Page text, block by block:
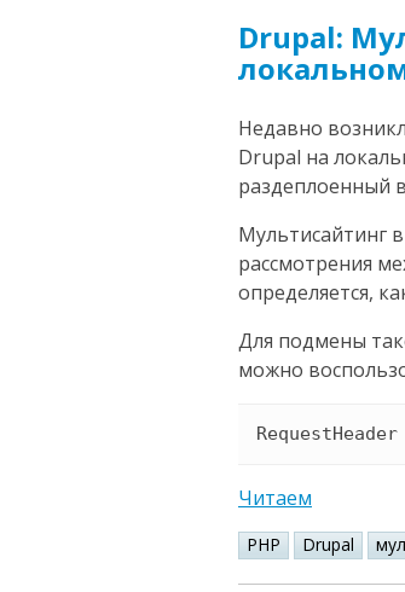
Drupal:
Недавно
Drupal на
раздеплоенный
Мультисайтинг
рассмотрения
определяется,
Для подмены
можно
Читаем
PHP Drupal